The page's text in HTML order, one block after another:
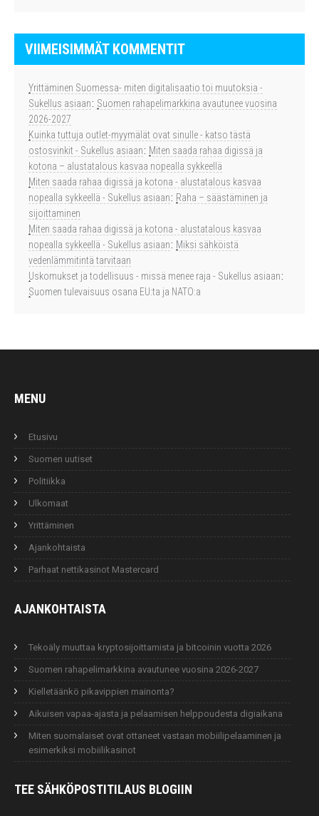
VIIMEISIMMÄT KOMMENTIT
Yrittäminen Suomessa- miten digitalisaatio toi muutoksia -
Sukellus asiaan: Suomen rahapelimarkkina avautunee vuosina
2026-2027
Kuinka tuttuja outlet-myymälät ovat sinulle - katso tästä
ostosvinkit - Sukellus asiaan: Miten saada rahaa digissä ja
kotona – alustatalous kasvaa nopealla sykkeellä
Miten saada rahaa digissä ja kotona - alustatalous kasvaa
nopealla sykkeellä - Sukellus asiaan: Raha – säästäminen ja
sijoittaminen
Miten saada rahaa digissä ja kotona - alustatalous kasvaa
nopealla sykkeellä - Sukellus asiaan: Miksi sähköistä
vedenlämmitintä tarvitaan
Uskomukset ja todellisuus - missä menee raja - Sukellus asiaan:
Suomen tulevaisuus osana EU:ta ja NATO:a
MENU
Etusivu
Suomen uutiset
Politiikka
Ulkomaat
Yrittäminen
Ajankohtaista
Parhaat nettikasinot Mastercard
AJANKOHTAISTA
Tekoäly muuttaa kryptosijoittamista ja bitcoinin vuotta 2026
Suomen rahapelimarkkina avautunee vuosina 2026-2027
Kielletäänkö pikavippien mainonta?
Aikuisen vapaa-ajasta ja pelaamisen helppoudesta digiaikana
Miten suomalaiset ovat ottaneet vastaan mobiilipelaaminen ja
esimerkiksi mobiilikasinot
TEE SÄHKÖPOSTITILAUS BLOGIIN